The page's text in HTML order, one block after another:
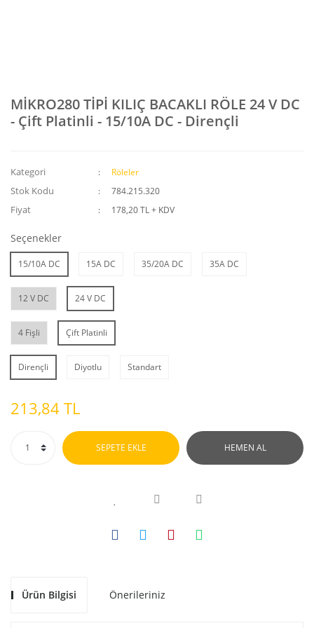
MİKRO280 TİPİ KILIÇ BACAKLI RÖLE 24 V DC
- Çift Platinli - 15/10A DC - Dirençli
Kategori Röleler
Stok Kodu 784.215.320
Fiyat 178,20 TL + KDV
Seçenekler
15/10A DC 15A DC 35/20A DC 35A DC
12 V DC 24 V DC
4 Fişli Çift Platinli
Dirençli Diyotlu Standart
213,84 TL
SEPETE EKLE HEMEN AL
Ürün Bilgisi Önerileriniz